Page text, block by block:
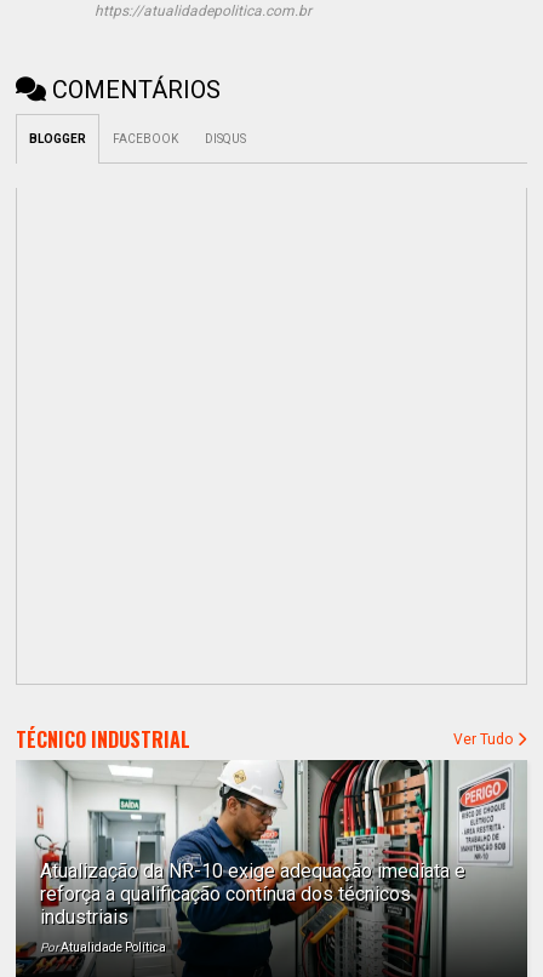
https://atualidadepolitica.com.br
COMENTÁRIOS
BLOGGER FACEBOOK DISQUS
TÉCNICO INDUSTRIAL Ver Tudo
Atualização da NR-10 exige adequação imediata e
reforça a qualificação contínua dos técnicos
industriais
PorAtualidade Política